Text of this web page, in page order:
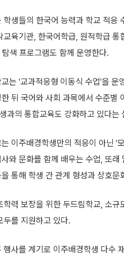
생들의 한국어 능력과 학교 적응
교육기관, 한국어학급, 원적학급
색 프로그램도 함께 운영한다.
는 '교과적응형 이동식 수업'을
뒤 국어와 사회 과목에서 수준
과의 통합교육도 강화하고 있다는
이주배경학생만의 적응이 아닌 '
와 문화를 함께 배우는 수업, 또
통해 학생 간 관계 형성과 상호문
력 보장을 위한 두드림학교, 소
두를 지원하고 있다.
행사를 계기로 이주배경학생 다수